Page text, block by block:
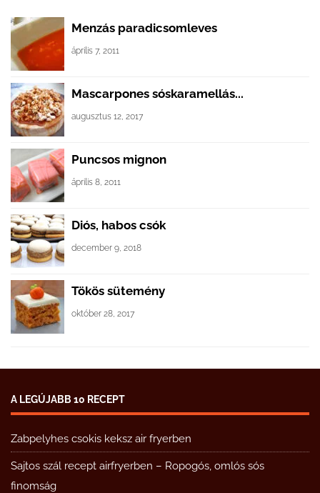
Menzás paradicsomleves
április 7, 2011
Mascarpones sóskaramellás...
augusztus 12, 2017
Puncsos mignon
április 8, 2011
Diós, habos csók
december 9, 2018
Tökös sütemény
október 28, 2017
A LEGÚJABB 10 RECEPT
Zabpelyhes csokis keksz air fryerben
Sajtos szál recept airfryerben – Ropogós, omlós sós
finomság